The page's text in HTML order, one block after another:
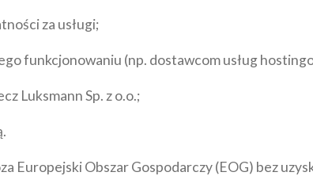
za usługi;
funkcjonowaniu (np. dostawcom usług
Luksmann Sp. z o.o.;
Europejski Obszar Gospodarczy (EOG) bez